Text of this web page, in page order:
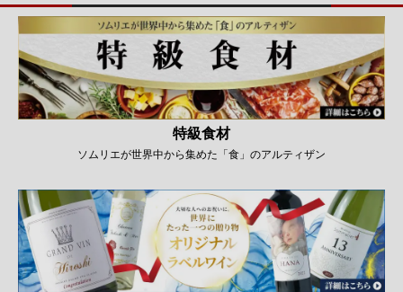
特級食材
ソムリエが世界中から集めた「食」のアルティザン